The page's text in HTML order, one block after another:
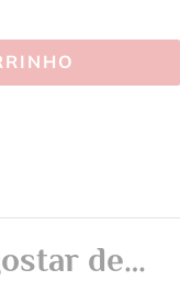
de…